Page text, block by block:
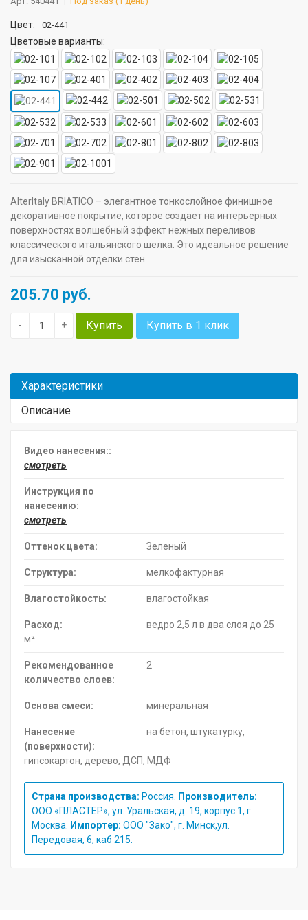
Цвет: 02-441
Цветовые варианты:
AlterItaly BRIATICO – элегантное тонкослойное финишное
декоративное покрытие, которое создает на интерьерных
поверхностях волшебный эффект нежных переливов
классического итальянского шелка. Это идеальное решение
для изысканной отделки стен.
205.70 руб.
- + Купить Купить в 1 клик
Характеристики
Описание
Видео нанесения::
смотреть
Инструкция по
нанесению:
смотреть
Оттенок цвета: Зеленый
Структура: мелкофактурная
Влагостойкость: влагостойкая
Расход:
ведро 2,5 л в два слоя до 25
м²
Рекомендованное
количество слоев:
2
Основа смеси: минеральная
Нанесение
(поверхности):
на бетон, штукатурку,
гипсокартон, дерево, ДСП, МДФ
Страна производства: Россия.
Производитель:
ООО «ПЛАСТЕР», ул. Уральская, д. 19, корпус 1, г.
Москва.
Импортер: ООО "Зако", г. Минск,ул.
Передовая, 6, каб 215.